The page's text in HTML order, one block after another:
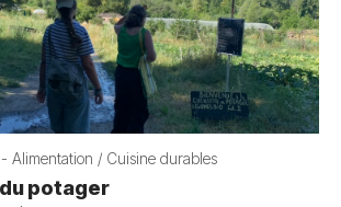
Alimentation / Cuisine durables
potager